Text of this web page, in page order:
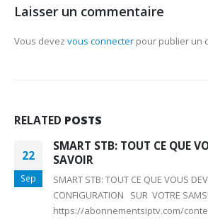
Laisser un commentaire
Vous devez vous connecter pour publier un
RELATED POSTS
22
Sep
SMART STB: TOUT CE QUE
SAVOIR
SMART STB: TOUT CE QUE VOUS
CONFIGURATION SUR VOTRE
https://abonnementsiptv.com/